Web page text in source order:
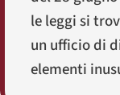
le leggi si
un ufficio di
elementi